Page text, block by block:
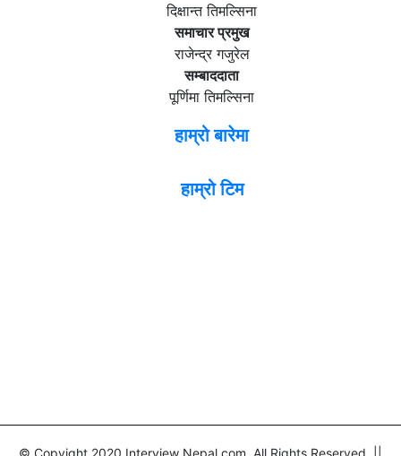
दिक्षान्त तिमल्सिना
समाचार प्रमुख
राजेन्द्र गजुरेल
सम्बाददाता
पूर्णिमा तिमल्सिना
हाम्रो बारेमा
हाम्रो टिम
© Copyight 2020 Interview Nepal.com. All Rights Reserved ||